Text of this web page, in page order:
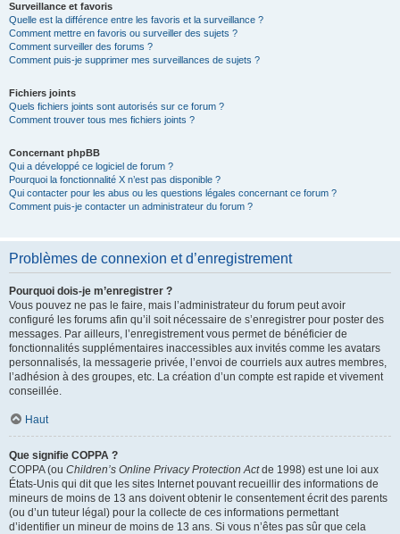
Surveillance et favoris
Quelle est la différence entre les favoris et la surveillance ?
Comment mettre en favoris ou surveiller des sujets ?
Comment surveiller des forums ?
Comment puis-je supprimer mes surveillances de sujets ?
Fichiers joints
Quels fichiers joints sont autorisés sur ce forum ?
Comment trouver tous mes fichiers joints ?
Concernant phpBB
Qui a développé ce logiciel de forum ?
Pourquoi la fonctionnalité X n’est pas disponible ?
Qui contacter pour les abus ou les questions légales concernant ce forum ?
Comment puis-je contacter un administrateur du forum ?
Problèmes de connexion et d’enregistrement
Pourquoi dois-je m’enregistrer ?
Vous pouvez ne pas le faire, mais l’administrateur du forum peut avoir
configuré les forums afin qu’il soit nécessaire de s’enregistrer pour poster des
messages. Par ailleurs, l’enregistrement vous permet de bénéficier de
fonctionnalités supplémentaires inaccessibles aux invités comme les avatars
personnalisés, la messagerie privée, l’envoi de courriels aux autres membres,
l’adhésion à des groupes, etc. La création d’un compte est rapide et vivement
conseillée.
Haut
Que signifie COPPA ?
COPPA (ou Children’s Online Privacy Protection Actde 1998) est une loi aux
États-Unis qui dit que les sites Internet pouvant recueillir des informations de
mineurs de moins de 13 ans doivent obtenir le consentement écrit des parents
(ou d’un tuteur légal) pour la collecte de ces informations permettant
d’identifier un mineur de moins de 13 ans. Si vous n’êtes pas sûr que cela